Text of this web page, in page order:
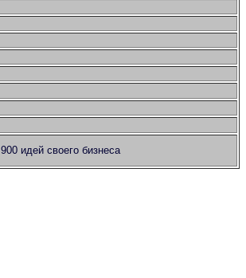
900 идей своего бизнеса